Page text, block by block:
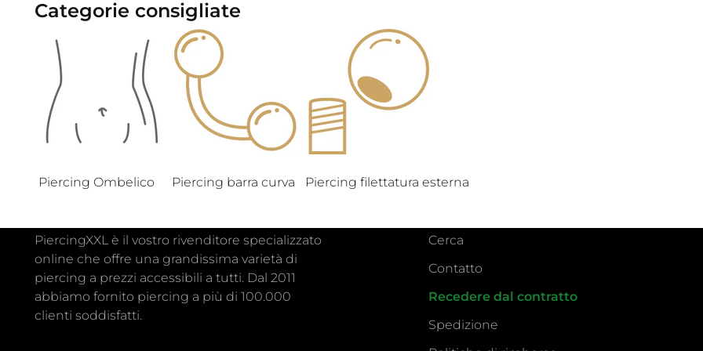
Categorie consigliate
Piercing Ombelico Piercing barra curva Piercing filettatura esterna
PiercingXXL è il vostro rivenditore specializzato
online che offre una grandissima varietà di
piercing a prezzi accessibili a tutti. Dal 2011
abbiamo fornito piercing a più di 100.000
clienti soddisfatti.
Cerca
Contatto
Recedere dal contratto
Spedizione